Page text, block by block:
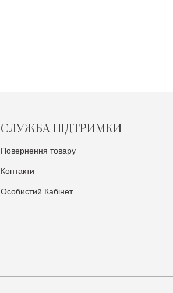
СЛУЖБА ПІДТРИМКИ
Повернення товару
Контакти
Особистий Кабінет